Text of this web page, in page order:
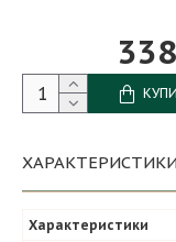
Характеристики